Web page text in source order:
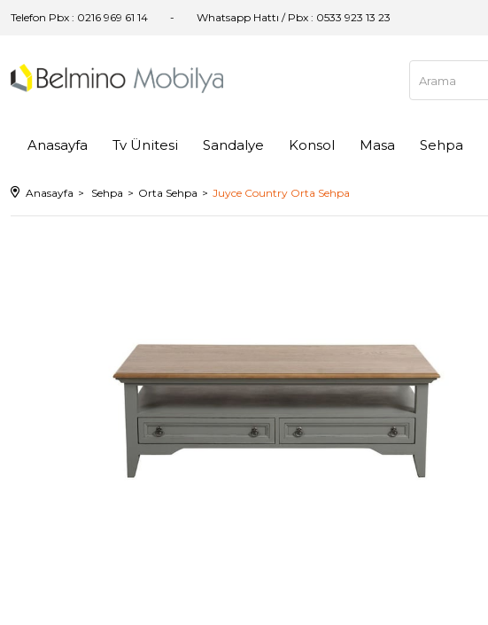
Telefon Pbx : 0216 969 61 14 Whatsapp Hattı / Pbx : 0533 923 13 23
Anasayfa Tv Ünitesi Sandalye Konsol Masa Sehpa
Anasayfa Sehpa Orta Sehpa Juyce Country Orta Sehpa